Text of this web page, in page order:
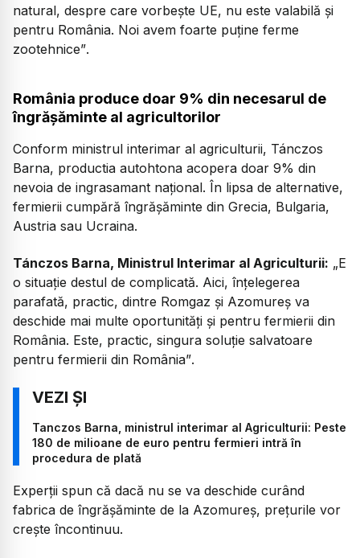
natural, despre care vorbește UE, nu este valabilă și
pentru România. Noi avem foarte puține ferme
zootehnice”.
România produce doar 9% din necesarul de
îngrășăminte al agricultorilor
Conform ministrul interimar al agriculturii, Tánczos
Barna, productia autohtona acopera doar 9% din
nevoia de ingrasamant național. În lipsa de alternative,
fermierii cumpără îngrășăminte din Grecia, Bulgaria,
Austria sau Ucraina.
Tánczos Barna, Ministrul Interimar al Agriculturii: „E
o situație destul de complicată. Aici, înțelegerea
parafată, practic, dintre Romgaz și Azomureș va
deschide mai multe oportunități și pentru fermierii din
România. Este, practic, singura soluție salvatoare
pentru fermierii din România”.
Tanczos Barna, ministrul interimar al Agriculturii: Peste
180 de milioane de euro pentru fermieri intră în
procedura de plată
Experții spun că dacă nu se va deschide curând
fabrica de îngrășăminte de la Azomureș, prețurile vor
crește încontinuu.